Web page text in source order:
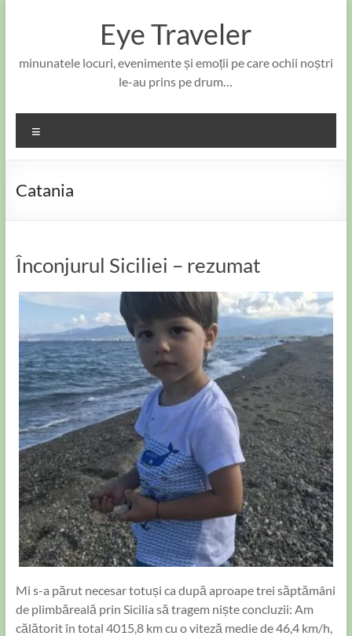
Eye Traveler
minunatele locuri, evenimente și emoții pe care ochii noștri
le-au prins pe drum…
Catania
Înconjurul Siciliei – rezumat
Mi s-a părut necesar totuși ca după aproape trei săptămâni
de plimbăreală prin Sicilia să tragem niște concluzii: Am
călătorit în total 4015,8 km cu o viteză medie de 46,4 km/h,